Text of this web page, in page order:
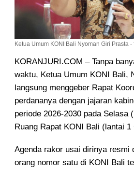
Ketua Umum KONI Bali Nyoman Giri Prasta -
KORANJURI.COM – Tanpa
waktu, Ketua Umum KONI Bali,
langsung menggeber Rapat
perdananya dengan jajaran
periode 2026-2030 pada Selasa
Ruang Rapat KONI Bali (lantai
Agenda rakor usai dirinya resmi
orang nomor satu di KONI Bali